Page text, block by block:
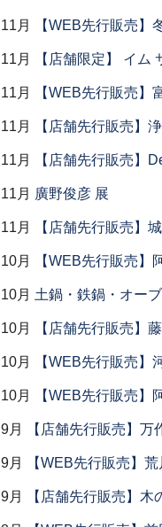
11月 【WEB先行販売】
11月 【店舗限定】 イ
11月 【WEB先行販売】
11月 【店舗先行販売】
11月 【店舗先行販売】
11月 廣野俊彦 展
11月 【店舗先行販売】
10月 【WEB先行販売】
10月 土鍋・鉄鍋・オー
10月 【店舗先行販売】
10月 【WEB先行販売】
10月 【WEB先行販売】
9月 【店舗先行販売】万
9月 【WEB先行販売】
9月 【店舗先行販売】木